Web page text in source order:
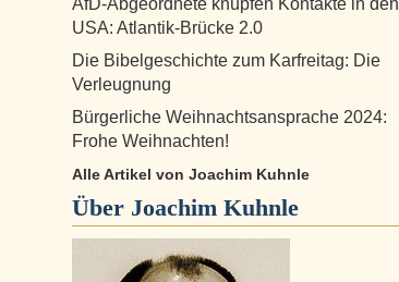
AfD-Abgeordnete knüpfen Kontakte in den
USA: Atlantik-Brücke 2.0
Die Bibelgeschichte zum Karfreitag: Die
Verleugnung
Bürgerliche Weihnachtsansprache 2024:
Frohe Weihnachten!
Alle Artikel von Joachim Kuhnle
Über Joachim Kuhnle